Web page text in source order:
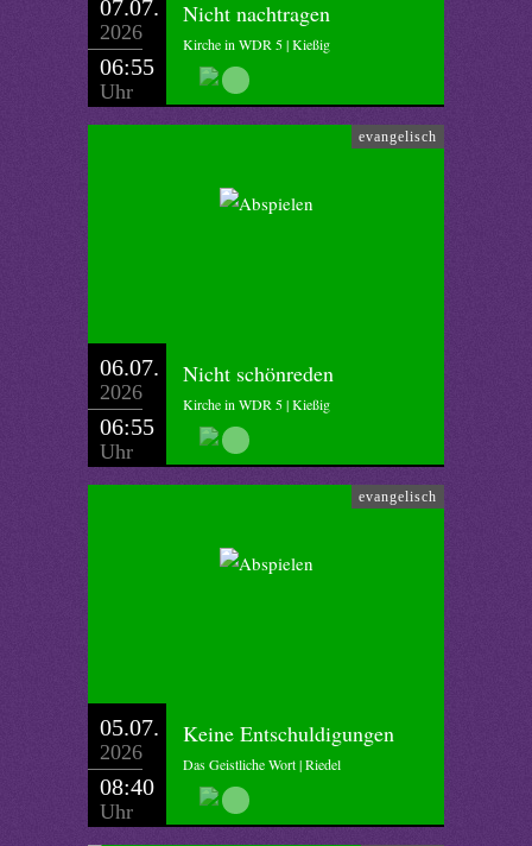
07.07.
2026
06:55
Uhr
Nicht nachtragen
Kirche in WDR 5 | Kießig
evangelisch
06.07.
2026
06:55
Uhr
Nicht schönreden
Kirche in WDR 5 | Kießig
evangelisch
05.07.
2026
08:40
Uhr
Keine Entschuldigungen
Das Geistliche Wort | Riedel